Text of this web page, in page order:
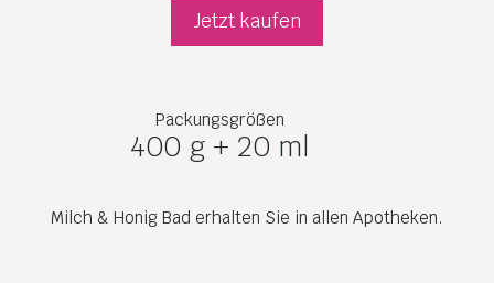
Jetzt kaufen
Packungsgrößen
400 g + 20 ml
Milch & Honig Bad erhalten Sie in allen Apotheken.